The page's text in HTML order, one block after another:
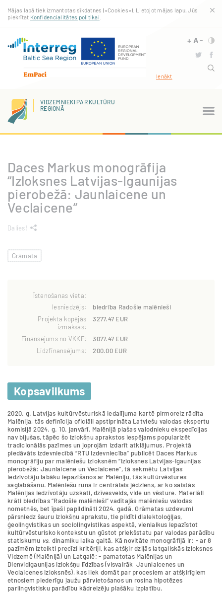
galveno
saturu
Mājas lapā tiek izmantotas sīkdatnes («Cookies»). Lietojot mājas lapu, Jūs
piekrītat Konfidencialitātes politikai
+ A-
Ienākt
VIDZEMNIEKI PAR KULTŪRU
REĢIONĀ
Daces Markus monogrāfija
“Izloksnes Latvijas-Igaunijas
pierobežā: Jaunlaicene un
Veclaicene”
Dalies!
Grāmata
Īstenošanas vieta:
Iesniedzējs:
biedrība Radošie malēnieši
Projekta kopējās
izmaksas:
3277.47 EUR
Finansējums no VKKF:
3077.47 EUR
Līdzfinansējums:
200.00 EUR
Kopsavilkums
2020. g. Latvijas kultūrvēsturiskā iedalījuma kartē pirmoreiz rādīta
Malēnija, tās definīcija oficiāli apstiprināta Latviešu valodas ekspertu
komisijā 2024. g. 10. janvārī. Malēnijā plašas valodnieku ekspedīcijas
nav bijušas, tāpēc šo izlokšņu aprakstos iespējams popularizēt
tradicionālās pazīmes un joprojām izdarīt atklājumus. Projektā
piedāvāts izdevniecībā “RTU Izdevniecība” publicēt Daces Markus
monogrāfiju par malēniešu izloksnēm “Izloksnes Latvijas-Igaunijas
pierobežā: Jaunlaicene un Veclaicene”, tā sekmētu Latvijas
iedzīvotāju labāku iepazīšanos ar Malēniju, tās kultūrvēstures
saglabāšanu. Malēniešu runa ir centrālais jēdziens, ar ko saistās
Malēnijas iedzīvotāju uzskati, dzīvesveids, vide un vēsture. Materiāli
krāti biedrības “Radošie malēnieši” vadītajās malēniešu valodas
nometnēs, bet īpaši papildināti 2024. gadā. Grāmatas uzdevumi
pārsniedz šauru izlokšņu aprakstu, tie pildīti dialektoloģijas,
ģeolingvistikas un sociolingvistikas aspektā, vienlaikus iepazīstot
kultūrvēsturisko kontekstu un gūstot priekšstatu par valodas parādību
statiskumu vs. dinamiku laika gaitā. Kā novitāte monogrāfijā ir: - ar 8
pazīmēm izteikti precīzi kritēriji, kas atšķir dziļās latgaliskās izloksnes
Vidzemē (Malēnijā) un Latgalē; - pamatotas Malēnijas un
Dienvidigaunijas izlokšņu līdzības (visvairāk Jaunlaicenes un
Veclaicenes izloksnēs), kas liek domāt par procesiem ar atšķirīgiem
etnosiem piederīgu ļaužu pārvietošanos un rosina hipotēzes
parlingvistisku parādību kādreizēju plašāku izplatību.